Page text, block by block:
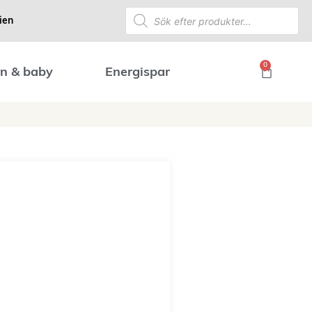
& baby Energispar
0